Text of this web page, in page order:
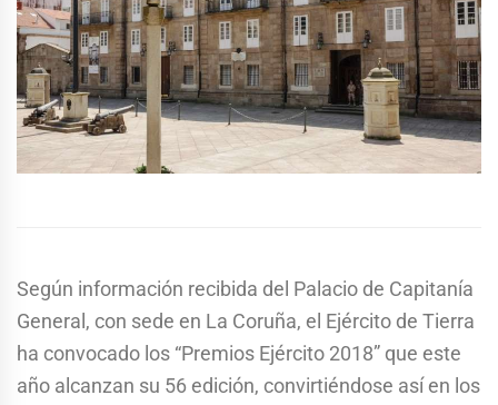
Según información recibida del Palacio de Capitanía
General, con sede en La Coruña, el Ejército de Tierra
ha convocado los “Premios Ejército 2018” que este
año alcanzan su 56 edición, convirtiéndose así en los